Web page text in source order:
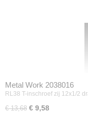
Metal Work 2038016
RL38 T-inschroef zij 12x1/2
€ 13,68 € 9,58